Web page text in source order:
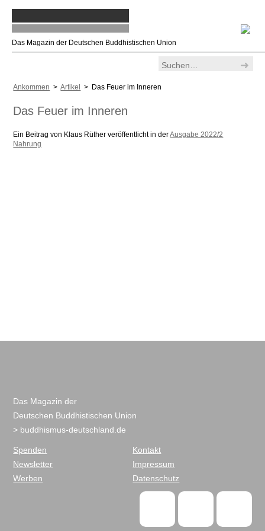
Das Magazin der Deutschen Buddhistischen Union
Ankommen >Artikel > Das Feuer im Inneren
Das Feuer im Inneren
Ein Beitrag von Klaus Rüther veröffentlicht in derAusgabe 2022/2
Nahrung
Das Magazin der
Deutschen Buddhistischen Union
> buddhismus-deutschland.de
Spenden
Newsletter
Werben
Kontakt
Impressum
Datenschutz